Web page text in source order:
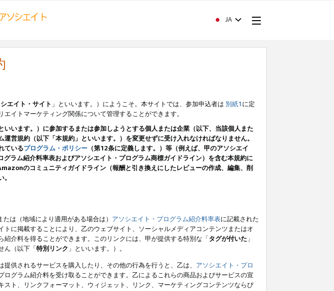
JA
エイト・サイト 」といいます。）にようこそ。本サイトでは、参加申込者は 別紙1 に定
イトマーケティング関係について管理することができます。
います。）に参加するまたは参加しようとする個人または企業（以下、当該個人また
営規約（以下「本規約」といいます。）を変更せずに受け入れなければなりません。
ているプログラム・ポリシー （第12条に定義します。）等（例えば、甲のアソシエイ
ラム紹介料率表およびアソシエイト・プログラム商標ガイドライン）を含む本規約に
のコミュニティガイドライン（報酬と引き換えにしたレビューの作成、編集、削
は（地域により適用がある場合は） アソシエイト・プログラム紹介料率表に記載された
トに掲載することにより、乙のウェブサイト、ソーシャルメディアコンテンツまたはオ
紹介料を得ることができます。このリンクには、甲が提供する特別な「タグが付いた 」
ん（以下「特別リンク 」といいます。）。
供されるサービスを購入したり、その他の行為を行うと、乙は、 アソシエイト・プロ
グラム紹介料を受け取ることができます。乙によるこれらの商品およびサービスの宣
ト、リンクフォーマット、ウィジェット、リンク、マーケティングコンテンツならび